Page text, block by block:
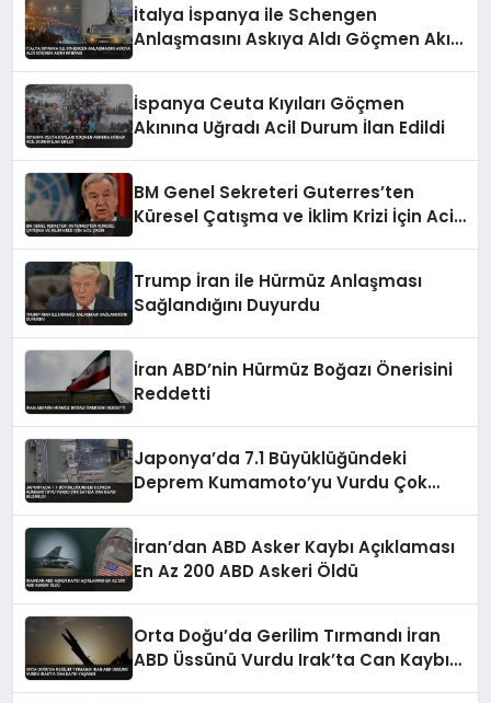
İtalya İspanya ile Schengen
Anlaşmasını Askıya Aldı Göçmen Akını
İspanya Ceuta Kıyıları Göçmen
Akınına Uğradı Acil Durum İlan Edildi
BM Genel Sekreteri Guterres’ten
Küresel Çatışma ve İklim Krizi İçin Acil
Trump İran ile Hürmüz Anlaşması
Sağlandığını Duyurdu
İran ABD’nin Hürmüz Boğazı Önerisini
Reddetti
Japonya’da 7.1 Büyüklüğündeki
Deprem Kumamoto’yu Vurdu Çok
İran’dan ABD Asker Kaybı Açıklaması
En Az 200 ABD Askeri Öldü
Orta Doğu’da Gerilim Tırmandı İran
ABD Üssünü Vurdu Irak’ta Can Kaybı